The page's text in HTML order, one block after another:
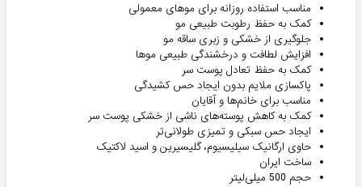
مناسب استفاده روزانه برای موهای معمولی
کمک به حفظ رطوبت طبیعی مو
جلوگیری از خشکی و زبری ساقه مو
افزایش لطافت و درخشندگی طبیعی موها
کمک به حفظ تعادل پوست سر
پاکسازی ملایم بدون ایجاد حس کشیدگی
مناسب برای خانم‌ها و آقایان
کمک به کاهش پوسته‌های ناشی از خشکی پوست سر
ایجاد حس سبکی و تمیزی طولانی‌تر
حاوی ارگانیک سیلیسیوم، گلیسیرین و اسید لاکتیک
ساخت ایران
حجم 500 میلی‌لیتر